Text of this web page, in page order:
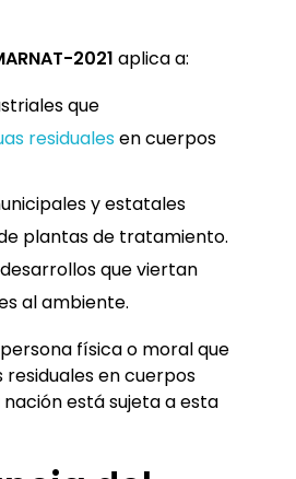
2021 aplica a:
que
residualesen cuerpos
y estatales
plantas de tratamiento.
que viertan
al ambiente.
física o moral que
residuales en cuerpos
está sujeta a esta